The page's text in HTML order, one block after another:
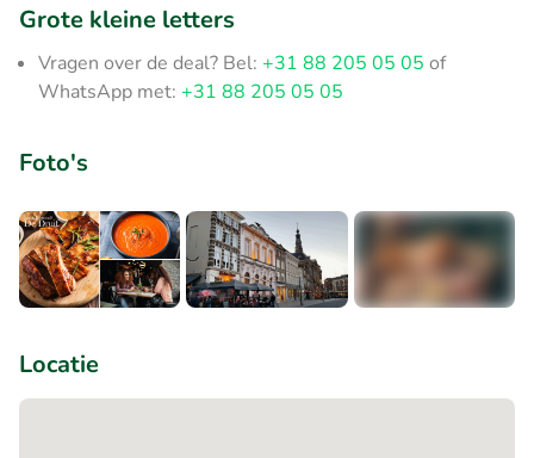
Grote kleine letters
Vragen over de deal? Bel: +31 88 205 05 05 of
WhatsApp met: +31 88 205 05 05
Foto's
Locatie